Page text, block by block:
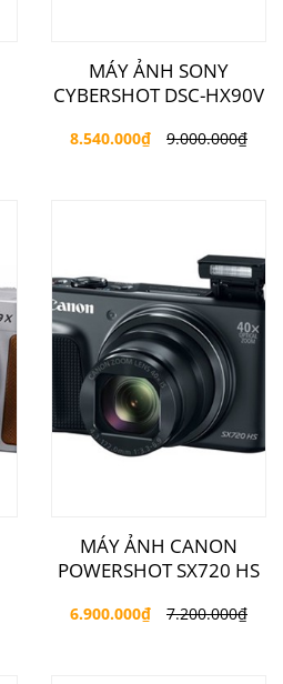
MÁY ẢNH SONY
CYBERSHOT DSC-HX90V
8.540.000₫ 9.000.000₫
MÁY ẢNH CANON
POWERSHOT SX720 HS
6.900.000₫ 7.200.000₫